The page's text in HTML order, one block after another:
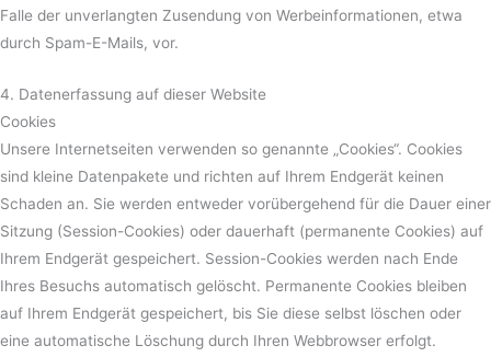
Falle der unverlangten Zusendung von Werbeinformationen, etwa
durch Spam-E-Mails, vor.
4. Datenerfassung auf dieser Website
Cookies
Unsere Internetseiten verwenden so genannte „Cookies“. Cookies
sind kleine Datenpakete und richten auf Ihrem Endgerät keinen
Schaden an. Sie werden entweder vorübergehend für die Dauer einer
Sitzung (Session-Cookies) oder dauerhaft (permanente Cookies) auf
Ihrem Endgerät gespeichert. Session-Cookies werden nach Ende
Ihres Besuchs automatisch gelöscht. Permanente Cookies bleiben
auf Ihrem Endgerät gespeichert, bis Sie diese selbst löschen oder
eine automatische Löschung durch Ihren Webbrowser erfolgt.